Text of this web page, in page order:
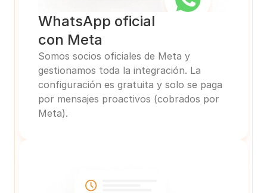
WhatsApp oficial
con Meta
Somos socios oficiales de Meta y
gestionamos toda la integración. La
configuración es gratuita y solo se paga
por mensajes proactivos (cobrados por
Meta).